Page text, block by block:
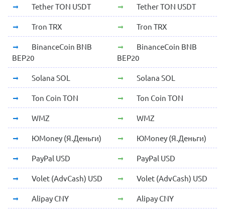
Tether TON USDT Tether TON USDT
Tron TRX Tron TRX
BinanceCoin BNB
BEP20
BinanceCoin BNB
BEP20
Solana SOL Solana SOL
Ton Coin TON Ton Coin TON
WMZ WMZ
ЮMoney (Я.Деньги) ЮMoney (Я.Деньги)
PayPal USD PayPal USD
Volet (AdvCash) USD Volet (AdvCash) USD
Alipay CNY Alipay CNY